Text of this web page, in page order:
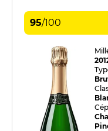
95/100